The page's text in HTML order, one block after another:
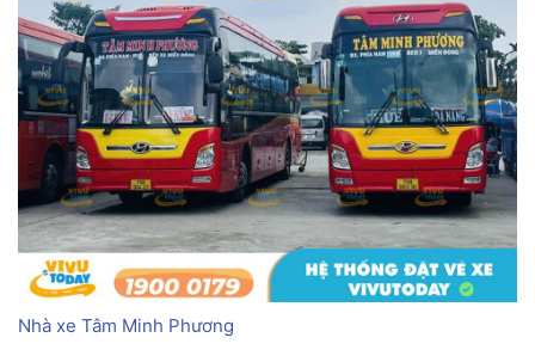
Nhà xe Tâm Minh Phương